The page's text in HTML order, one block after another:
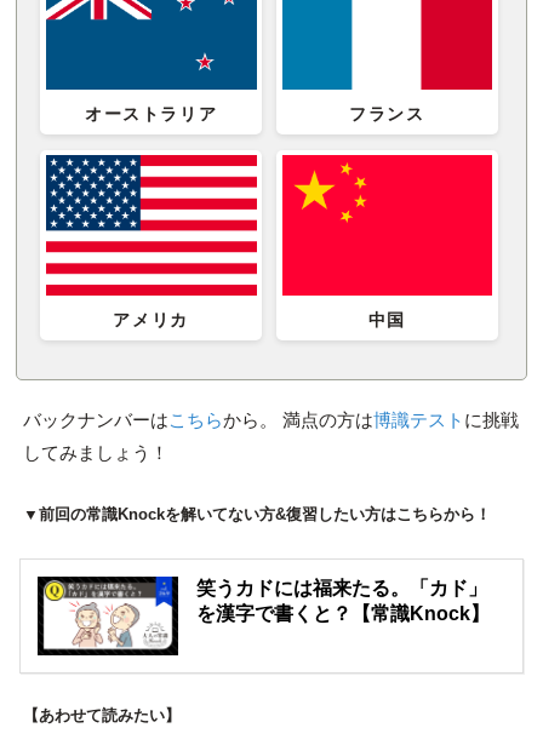
オーストラリア フランス
アメリカ 中国
バックナンバーはこちらから。 満点の方は博識テスト に挑戦
してみましょう！
▼前回の常識Knockを解いてない方&復習したい方はこちらから！
笑うカドには福来たる。「カド」
を漢字で書くと？【常識Knock】
【あわせて読みたい】